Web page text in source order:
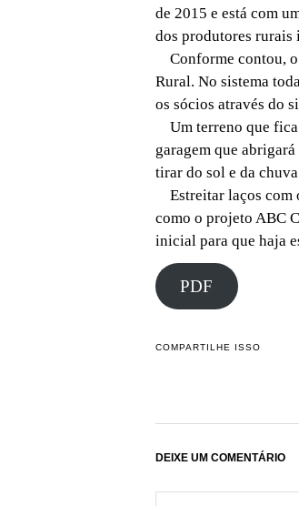
de 2015 e está com
dos produtores rurais
Conforme contou, o
Rural. No sistema
os sócios através do
Um terreno que
garagem que
tirar do sol e da
Estreitar laços com
como o projeto ABC
inicial para que haja
PDF
COMPARTILHE ISSO
DEIXE UM COMENTÁRIO